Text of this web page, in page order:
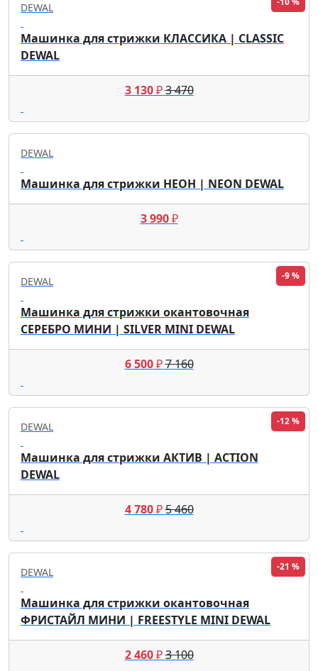
DEWAL
Машинка для стрижки КЛАССИКА | CLASSIC
DEWAL
3 130₽3 470
DEWAL
Машинка для стрижки НЕОН | NEON DEWAL
3 990₽
-9 %
DEWAL
Машинка для стрижки окантовочная
СЕРЕБРО МИНИ | SILVER MINI DEWAL
6 500₽7 160
-12 %
DEWAL
Машинка для стрижки АКТИВ | ACTION
DEWAL
4 780₽5 460
-21 %
DEWAL
Машинка для стрижки окантовочная
ФРИСТАЙЛ МИНИ | FREESTYLE MINI DEWAL
2 460₽3 100